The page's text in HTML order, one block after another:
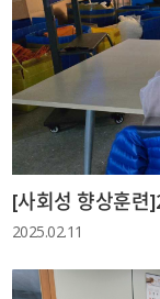
[사회성 향상훈련
2025.02.11